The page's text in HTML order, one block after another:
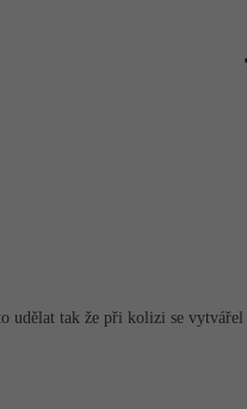
udělat tak že při kolizi se vytvářel